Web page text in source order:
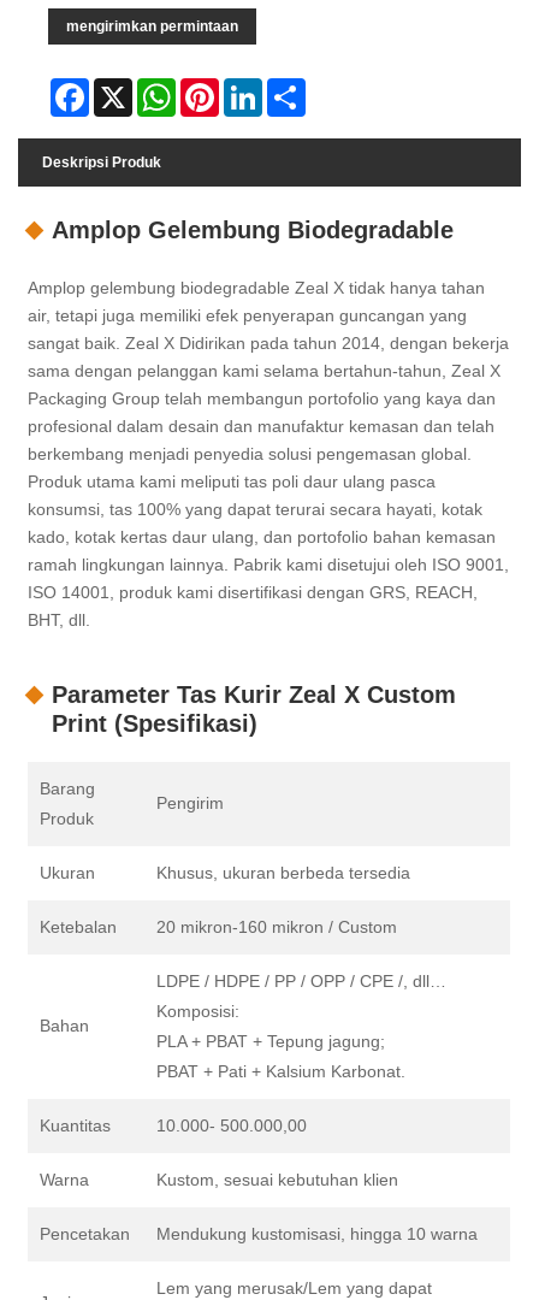
mengirimkan permintaan
Facebook
X WhatsAppPinterestLinkedIn
Deskripsi Produk
Amplop Gelembung Biodegradable
Amplop gelembung biodegradable Zeal X tidak hanya tahan
air, tetapi juga memiliki efek penyerapan guncangan yang
sangat baik. Zeal X Didirikan pada tahun 2014, dengan bekerja
sama dengan pelanggan kami selama bertahun-tahun, Zeal X
Packaging Group telah membangun portofolio yang kaya dan
profesional dalam desain dan manufaktur kemasan dan telah
berkembang menjadi penyedia solusi pengemasan global.
Produk utama kami meliputi tas poli daur ulang pasca
konsumsi, tas 100% yang dapat terurai secara hayati, kotak
kado, kotak kertas daur ulang, dan portofolio bahan kemasan
ramah lingkungan lainnya. Pabrik kami disetujui oleh ISO 9001,
ISO 14001, produk kami disertifikasi dengan GRS, REACH,
BHT, dll.
Parameter Tas Kurir Zeal X Custom
Print (Spesifikasi)
Barang
Produk
Pengirim
Ukuran Khusus, ukuran berbeda tersedia
Ketebalan 20 mikron-160 mikron / Custom
Bahan
LDPE / HDPE / PP / OPP / CPE /, dll…
Komposisi:
PLA + PBAT + Tepung jagung;
PBAT + Pati + Kalsium Karbonat.
Kuantitas 10.000- 500.000,00
Warna Kustom, sesuai kebutuhan klien
Pencetakan Mendukung kustomisasi, hingga 10 warna
Lem yang merusak/Lem yang dapat